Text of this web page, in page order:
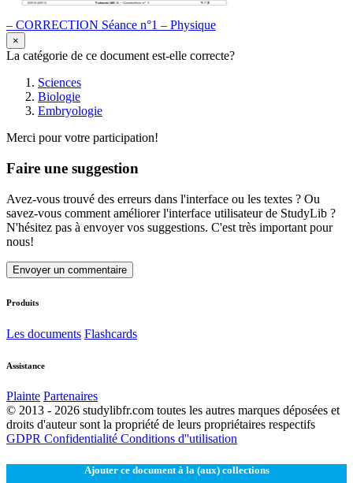
– CORRECTION Séance n°1 – Physique
×
La catégorie de ce document est-elle correcte?
Sciences
Biologie
Embryologie
Merci pour votre participation!
Faire une suggestion
Avez-vous trouvé des erreurs dans l'interface ou les textes ? Ou
savez-vous comment améliorer l'interface utilisateur de StudyLib ?
N'hésitez pas à envoyer vos suggestions. C'est très important pour
nous!
Envoyer un commentaire
Produits
Les documents Flashcards
Assistance
Plainte Partenaires
© 2013 - 2026 studylibfr.com toutes les autres marques déposées et
droits d'auteur sont la propriété de leurs propriétaires respectifs
GDPR Confidentialité Conditions d''utilisation
Ajouter ce document à la (aux) collections